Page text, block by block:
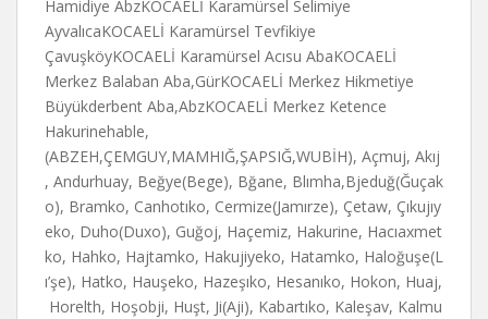
Hamidiye AbzKOCAELİ Karamürsel Selimiye
AyvalıcaKOCAELİ Karamürsel Tevfikiye
ÇavuşköyKOCAELİ Karamürsel Acısu AbaKOCAELİ
Merkez Balaban Aba,GürKOCAELİ Merkez Hikmetiye
Büyükderbent Aba,AbzKOCAELİ Merkez Ketence
Hakurinehable,
(ABZEH,ÇEMGUY,MAMHIĞ,ŞAPSIĞ,WUBİH), Açmuj, Akıj
, Andurhuay, Beğye(Bege), Bğane, Blımha,Bjeduğ(Ğuçak
o), Bramko, Canhotıko, Cermize(Jamırze), Çetaw, Çıkujıy
eko, Duho(Duxo), Guğoj, Haçemiz, Hakurine, Hacıaxmet
ko, Hahko, Hajtamko, Hakujiyeko, Hatamko, Haloğuşe(L
ı’şe), Hatko, Hauşeko, Hazeşıko, Hesanıko, Hokon, Huaj,
Horelth, Hoşobji, Huşt, Ji(Aji), Kabartıko, Kaleşav, Kalmu